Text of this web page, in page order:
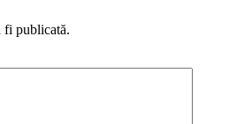
fi publicată.